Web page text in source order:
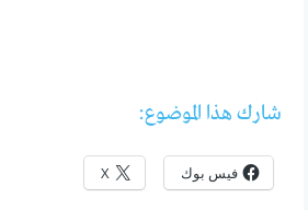
شارك هذا الموضوع:
فيس بوك X